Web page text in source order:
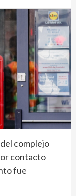
complejo
contacto
fue